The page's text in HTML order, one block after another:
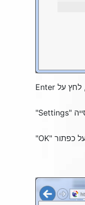
"
Settings
"
כפתור "OK
"